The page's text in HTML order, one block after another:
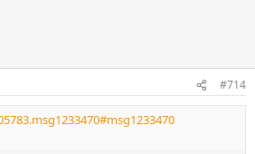
#714